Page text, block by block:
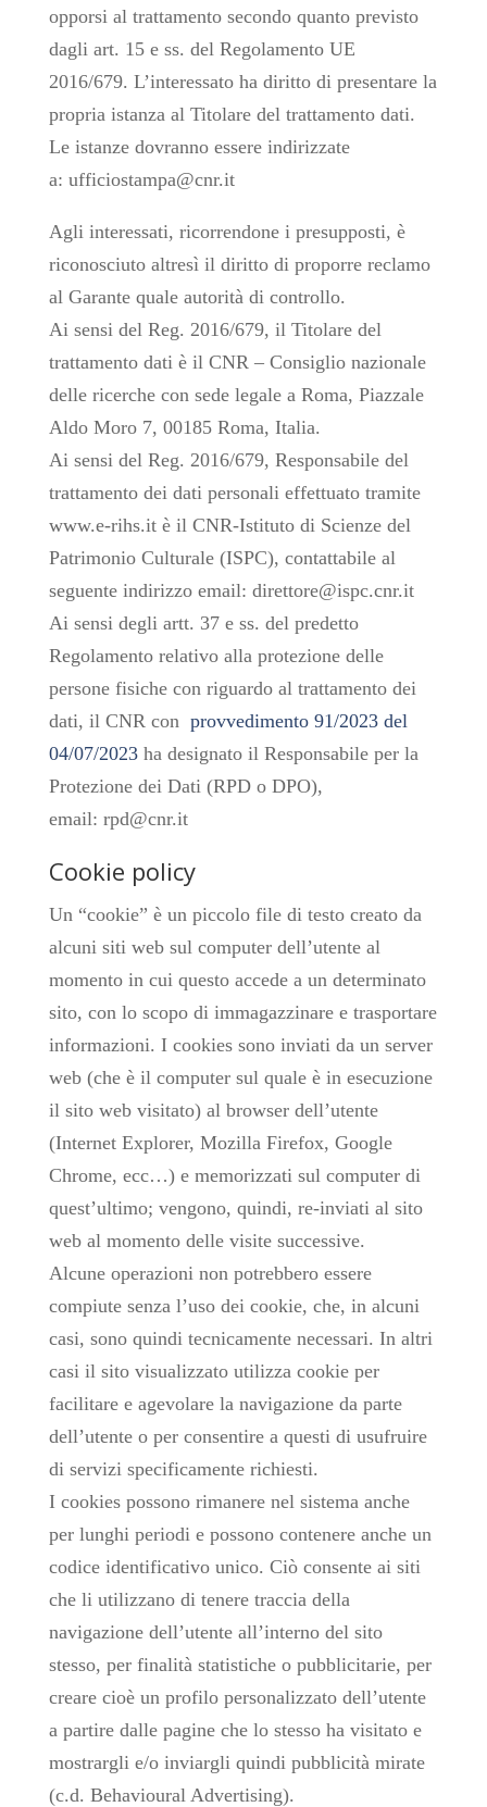
opporsi al trattamento secondo quanto previsto
dagli art. 15 e ss. del Regolamento UE
2016/679. L’interessato ha diritto di presentare la
propria istanza al Titolare del trattamento dati.
Le istanze dovranno essere indirizzate
a: ufficiostampa@cnr.it
Agli interessati, ricorrendone i presupposti, è
riconosciuto altresì il diritto di proporre reclamo
al Garante quale autorità di controllo.
Ai sensi del Reg. 2016/679, il Titolare del
trattamento dati è il CNR – Consiglio nazionale
delle ricerche con sede legale a Roma, Piazzale
Aldo Moro 7, 00185 Roma, Italia.
Ai sensi del Reg. 2016/679, Responsabile del
trattamento dei dati personali effettuato tramite
www.e-rihs.it è il CNR-Istituto di Scienze del
Patrimonio Culturale (ISPC), contattabile al
seguente indirizzo email: direttore@ispc.cnr.it
Ai sensi degli artt. 37 e ss. del predetto
Regolamento relativo alla protezione delle
persone fisiche con riguardo al trattamento dei
dati, il CNR con provvedimento 91/2023 del
04/07/2023ha designato il Responsabile per la
Protezione dei Dati (RPD o DPO),
email: rpd@cnr.it
Cookie policy
Un “cookie” è un piccolo file di testo creato da
alcuni siti web sul computer dell’utente al
momento in cui questo accede a un determinato
sito, con lo scopo di immagazzinare e trasportare
informazioni. I cookies sono inviati da un server
web (che è il computer sul quale è in esecuzione
il sito web visitato) al browser dell’utente
(Internet Explorer, Mozilla Firefox, Google
Chrome, ecc…) e memorizzati sul computer di
quest’ultimo; vengono, quindi, re-inviati al sito
web al momento delle visite successive.
Alcune operazioni non potrebbero essere
compiute senza l’uso dei cookie, che, in alcuni
casi, sono quindi tecnicamente necessari. In altri
casi il sito visualizzato utilizza cookie per
facilitare e agevolare la navigazione da parte
dell’utente o per consentire a questi di usufruire
di servizi specificamente richiesti.
I cookies possono rimanere nel sistema anche
per lunghi periodi e possono contenere anche un
codice identificativo unico. Ciò consente ai siti
che li utilizzano di tenere traccia della
navigazione dell’utente all’interno del sito
stesso, per finalità statistiche o pubblicitarie, per
creare cioè un profilo personalizzato dell’utente
a partire dalle pagine che lo stesso ha visitato e
mostrargli e/o inviargli quindi pubblicità mirate
(c.d. Behavioural Advertising).